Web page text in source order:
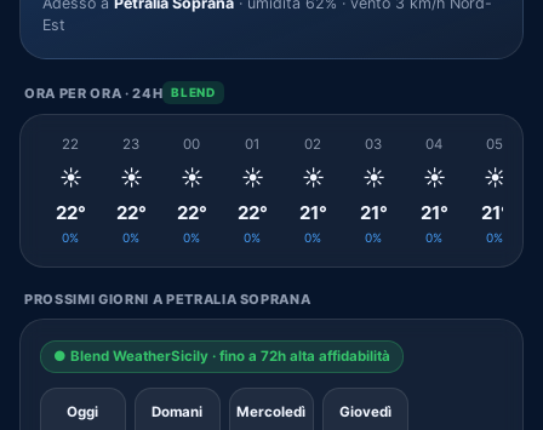
Est
ORA PER ORA · 24H BLEND
22
☀️
22°
0%
23
☀️
22°
0%
00
☀️
22°
0%
01
☀️
22°
0%
02
☀️
21°
0%
03
☀️
21°
0%
04
☀️
21°
0%
05
☀️
21°
0%
PROSSIMI GIORNI A PETRALIA SOPRANA
● Blend WeatherSicily · fino a 72h alta affidabilità
Oggi Domani Mercoledì Giovedì